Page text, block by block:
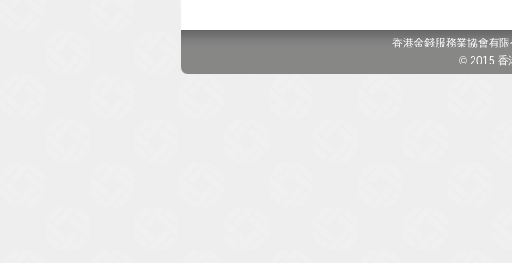
香港金錢服務業協會有
© 2015 香